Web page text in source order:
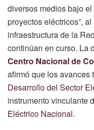
diversos medios bajo
proyectos eléctricos”,
infraestructura de la
continúan en curso. La
Centro Nacional de
afirmó que los avances
Desarrollo del Sector
instrumento vinculante
Eléctrico Nacional.